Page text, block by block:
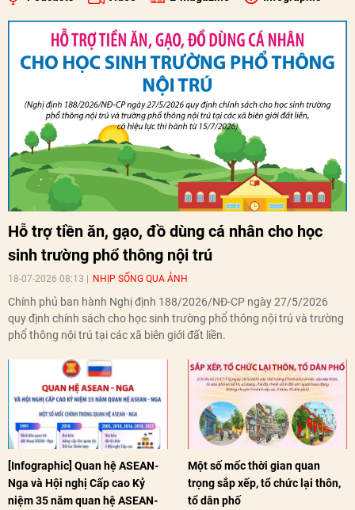
Hỗ trợ tiền ăn, gạo, đồ dùng cá nhân cho học
sinh trường phổ thông nội trú
18-07-2026 08:13 NHỊP SỐNG QUA ẢNH
Chính phủ ban hành Nghị định 188/2026/NĐ-CP ngày 27/5/2026
quy định chính sách cho học sinh trường phổ thông nội trú và trường
phổ thông nội trú tại các xã biên giới đất liền.
[Infographic] Quan hệ ASEAN-
Nga và Hội nghị Cấp cao Kỷ
niệm 35 năm quan hệ ASEAN-
Một số mốc thời gian quan
trọng sắp xếp, tổ chức lại thôn,
tổ dân phố